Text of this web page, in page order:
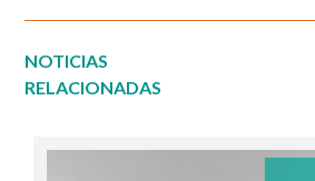
NOTICIAS
RELACIONADAS